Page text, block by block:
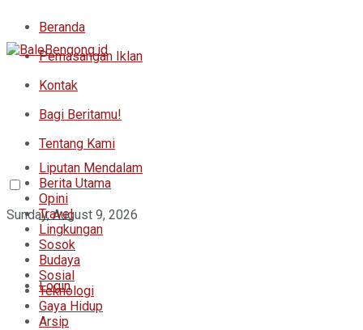
Beranda
Pemasangan Iklan
Kontak
Bagi Beritamu!
Tentang Kami
Sunday, August 9, 2026
Login
Liputan Mendalam
Berita Utama
Opini
Travel
Lingkungan
Sosok
Budaya
Sosial
Teknologi
Gaya Hidup
Arsip